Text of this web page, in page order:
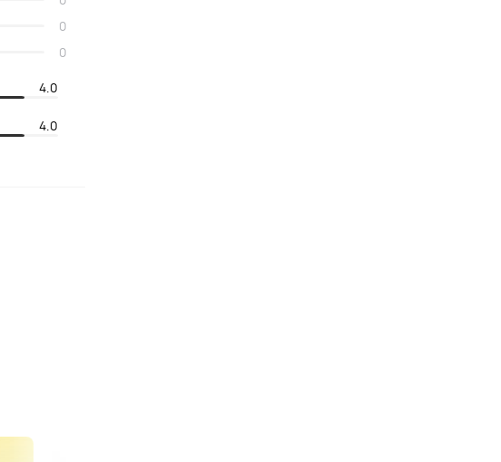
0
0
4.0
4.0